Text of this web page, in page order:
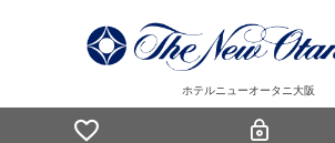
ホテルニューオータニ大阪